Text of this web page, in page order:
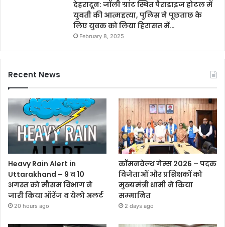
देहरादून: जॉली ग्रांट स्थित पैराडाइज होटल में
युवती की आत्महत्या, पुलिस ने पूछताछ के
लिए युवक को लिया हिरासत में…
February 8, 2025
Recent News
Heavy Rain Alert in
Uttarakhand – 9 व 10
अगस्त को मौसम विभाग ने
जारी किया ऑरेंज व येलो अलर्ट
20 hours ago
कॉमनवेल्थ गेम्स 2026 – पदक
विजेताओं और प्रशिक्षकों को
मुख्यमंत्री धामी ने किया
सम्मानित
2 days ago